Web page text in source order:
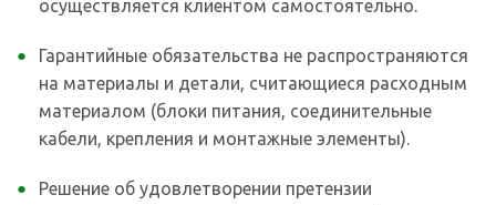
осуществляется клиентом самостоятельно.
Гарантийные обязательства не распространяются
на материалы и детали, считающиеся расходным
материалом (блоки питания, соединительные
кабели, крепления и монтажные элементы).
Решение об удовлетворении претензии